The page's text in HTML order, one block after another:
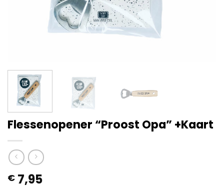
Flessenopener “Proost Opa” +Kaart
€ 7,95